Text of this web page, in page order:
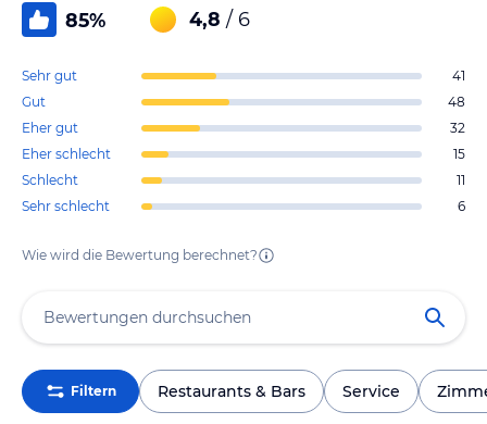
85% 4,8 / 6
Sehr gut
41
Gut
48
Eher gut
32
Eher schlecht
15
Schlecht
11
Sehr schlecht
6
Wie wird die Bewertung berechnet?
Filtern Restaurants & Bars Service